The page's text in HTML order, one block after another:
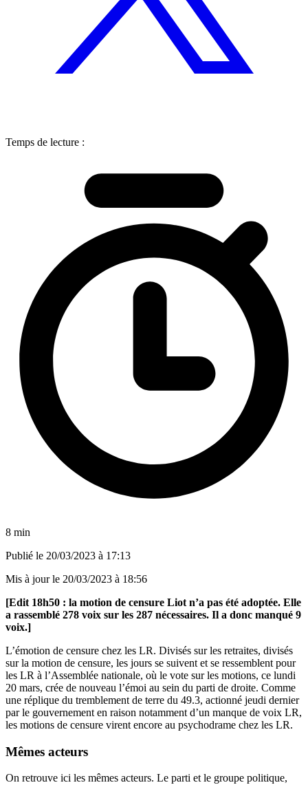
Temps de lecture :
8 min
Publié le 20/03/2023 à 17:13
Mis à jour le 20/03/2023 à 18:56
[Edit 18h50 : la motion de censure Liot n’a pas été adoptée. Elle
a rassemblé 278 voix sur les 287 nécessaires. Il a donc manqué 9
voix.]
L’émotion de censure chez les LR. Divisés sur les retraites, divisés
sur la motion de censure, les jours se suivent et se ressemblent pour
les LR à l’Assemblée nationale, où le vote sur les motions, ce lundi
20 mars, crée de nouveau l’émoi au sein du parti de droite. Comme
une réplique du tremblement de terre du 49.3, actionné jeudi dernier
par le gouvernement en raison notamment d’un manque de voix LR,
les motions de censure virent encore au psychodrame chez les LR.
Mêmes acteurs
On retrouve ici les mêmes acteurs. Le parti et le groupe politique,